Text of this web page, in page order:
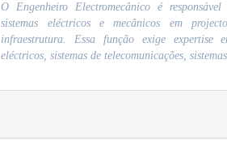
O Engenheiro Electromecânico é
sistemas eléctricos e mecânicos em
infraestrutura. Essa função exige expertise
eléctricos, sistemas de telecomunicações,